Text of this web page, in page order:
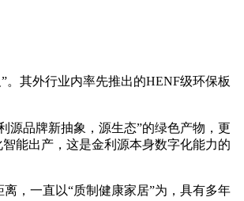
其外行业内率先推出的HENF级环保板
品牌新抽象，源生态”的绿色产物，更
能出产，这是金利源本身数字化能力的
，一直以“质制健康家居”为，具有多年